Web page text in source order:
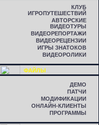
КЛУБ
ИГРОПУТЕШЕСТВИЙ
АВТОРСКИЕ
ВИДЕОТУРЫ
ВИДЕОРЕПОРТАЖИ
ВИДЕОРЕЦЕНЗИИ
ИГРЫ ЗНАТОКОВ
ВИДЕОРОЛИКИ
ФАЙЛЫ
ДЕМО
ПАТЧИ
МОДИФИКАЦИИ
ОНЛАЙН-КЛИЕНТЫ
ПРОГРАММЫ